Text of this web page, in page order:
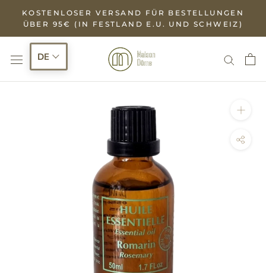
springen
KOSTENLOSER VERSAND FÜR BESTELLUNGEN
ÜBER 95€ (IN FESTLAND E.U. UND SCHWEIZ)
DE